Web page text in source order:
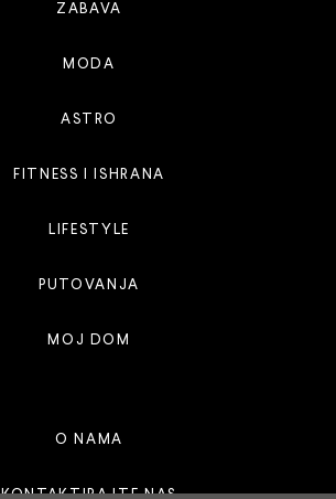
ZABAVA
MODA
ASTRO
FITNESS I ISHRANA
LIFESTYLE
PUTOVANJA
MOJ DOM
O NAMA
KONTAKTIRAJTE NAS